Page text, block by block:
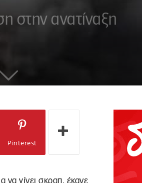
στην ανατίναξη
Pinterest
να γίνει σκραπ, έκανε